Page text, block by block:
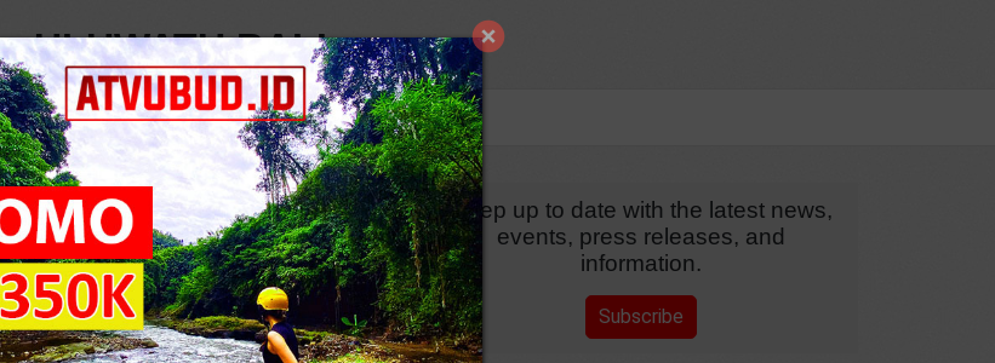
ULUWATU BALI
online di bali
Keep up to date with the latest news,
events, press releases, and
information.
Subscribe